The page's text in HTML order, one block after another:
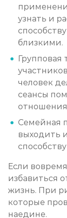
узнать и
близкими.
Групповая
человек
сеансы
Семейная
выходить
Если
избавиться
жизнь. При
которые
наедине.